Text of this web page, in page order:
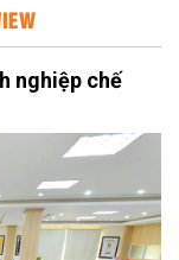
nghiệp chế